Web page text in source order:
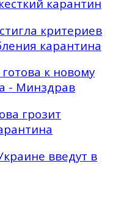
карантин
критериев
карантина
к новому
- Минздрав
грозит
введут в